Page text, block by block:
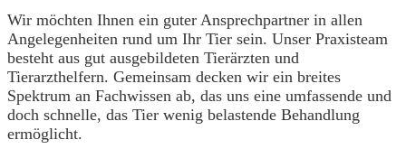
Wir möchten Ihnen ein guter Ansprechpartner in allen
Angelegenheiten rund um Ihr Tier sein. Unser Praxisteam
besteht aus gut ausgebildeten Tierärzten und
Tierarzthelfern. Gemeinsam decken wir ein breites
Spektrum an Fachwissen ab, das uns eine umfassende und
doch schnelle, das Tier wenig belastende Behandlung
ermöglicht.